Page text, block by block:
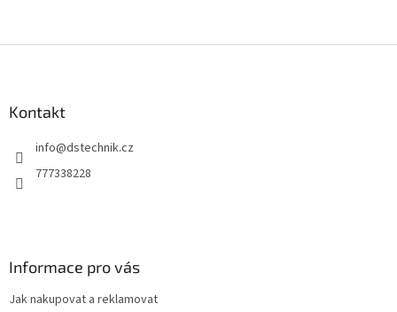
Kontakt
info@dstechnik.cz
777338228
Informace pro vás
Jak nakupovat a reklamovat